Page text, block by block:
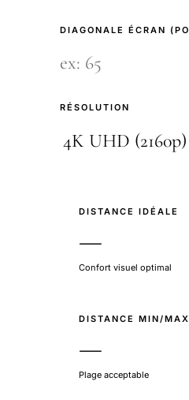
DIAGONALE ÉCRAN
RÉSOLUTION
DISTANCE IDÉALE
—
Confort visuel optimal
DISTANCE MIN/MAX
—
Plage acceptable